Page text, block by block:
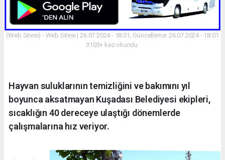
(Web Sitesi) - Web Sitesi | 26.07.2024 - 18:01, Güncelleme: 26.07.2024 - 18:01
3103+ kez okundu.
Hayvan suluklarının temizliğini ve bakımını yıl
boyunca aksatmayan Kuşadası Belediyesi ekipleri,
sıcaklığın 40 dereceye ulaştığı dönemlerde
çalışmalarına hız veriyor.